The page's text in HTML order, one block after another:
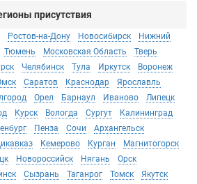
присутствия
Ростов-на-Дону Новосибирск
Нижний
Тюмень Московская Область
Тверь
Челябинск Тула Иркутск
Воронеж
Саратов Краснодар
Ярославль
Орел Барнаул Иваново
Липецк
Курск Вологда Сургут
Калининград
Пенза Сочи
Архангельск
Кемерово Курган
Магнитогорск
Новороссийск Нягань
Орск
Сызрань Таганрог Томск
Якутск